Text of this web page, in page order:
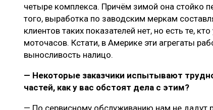
четыре комплекса. Причём зимой она стойко
того, выработка по заводским меркам
клиентов таких показателей нет, но есть те,
моточасов. Кстати, в Америке эти агрегаты
выносливость налицо.
— Некоторые заказчики испытывают
частей, как у вас обстоят дела с этим?
— По сервисному обслуживанию нам не дадут